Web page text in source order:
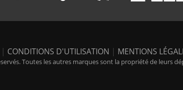
| CONDITIONS D'UTILISATION | MENTIONS
Toutes les autres marques sont la propriété de leurs